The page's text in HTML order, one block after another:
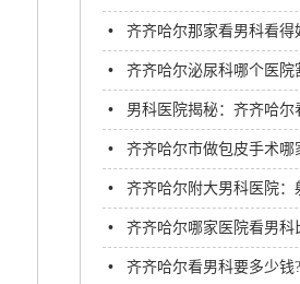
哈尔附大男科医院
• 齐齐哈尔那家看男科看得
• 齐齐哈尔泌尿科哪个医院
好?齐市附大医院男科
• 男科医院揭秘：齐齐哈尔
哪家医院-齐齐哈尔附大
• 齐齐哈尔市做包皮手术哪
• 齐齐哈尔附大男科医院：
就是早泄吗？
• 齐齐哈尔哪家医院看男科
齐齐哈尔附大男科医院
• 齐齐哈尔看男科要多少钱